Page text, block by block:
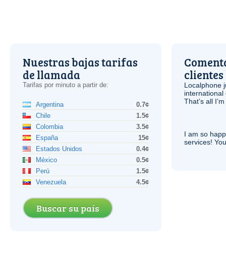
Nuestras bajas tarifas
de llamada
Tarifas por minuto a partir de:
Argentina
0.7¢
Chile
1.5¢
Colombia
3.5¢
España
15¢
Estados Unidos
0.4¢
México
0.5¢
Perú
1.5¢
Venezuela
4.5¢
Buscar su país
clientes
Localphone
international
That’s all
I am so
services!